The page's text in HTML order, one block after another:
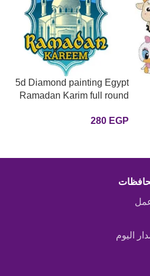
5d Diamond painting Egypt
Ramadan Karim full round
رسم بالماس
280 EGP
اليوم